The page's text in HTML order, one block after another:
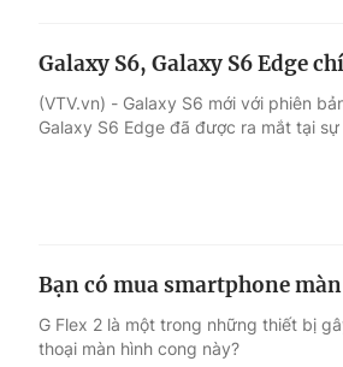
Galaxy S6, Galaxy S6 Edge
(VTV.vn) - Galaxy S6 mới với phiên
Galaxy S6 Edge đã được ra mắt tại
Bạn có mua smartphone
G Flex 2 là một trong những thiết bị
thoại màn hình cong này?